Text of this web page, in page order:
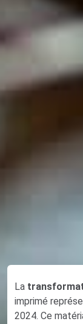
La
imprimé
2024. Ce